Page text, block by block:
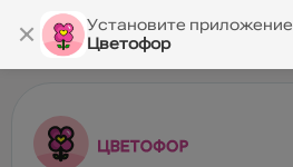
×
Установите приложение
Цветофор